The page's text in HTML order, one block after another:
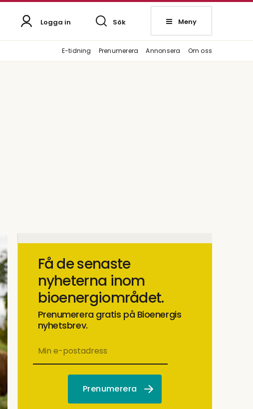
Logga in Sök Meny
E-tidning Prenumerera Annonsera Om oss
Få de senaste
nyheterna inom
bioenergiområdet.
Prenumerera gratis på Bioenergis
nyhetsbrev.